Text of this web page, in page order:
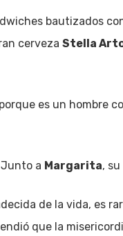
bautizados
cerveza Stella
es un hombre
a Margarita,
de la vida, es
que la